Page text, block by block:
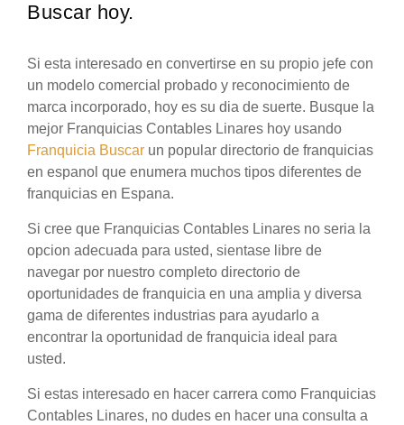
Buscar hoy.
Si esta interesado en convertirse en su propio jefe con
un modelo comercial probado y reconocimiento de
marca incorporado, hoy es su dia de suerte. Busque la
mejor Franquicias Contables Linares hoy usando
Franquicia Buscar un popular directorio de franquicias
en espanol que enumera muchos tipos diferentes de
franquicias en Espana.
Si cree que Franquicias Contables Linares no seria la
opcion adecuada para usted, sientase libre de
navegar por nuestro completo directorio de
oportunidades de franquicia en una amplia y diversa
gama de diferentes industrias para ayudarlo a
encontrar la oportunidad de franquicia ideal para
usted.
Si estas interesado en hacer carrera como Franquicias
Contables Linares, no dudes en hacer una consulta a